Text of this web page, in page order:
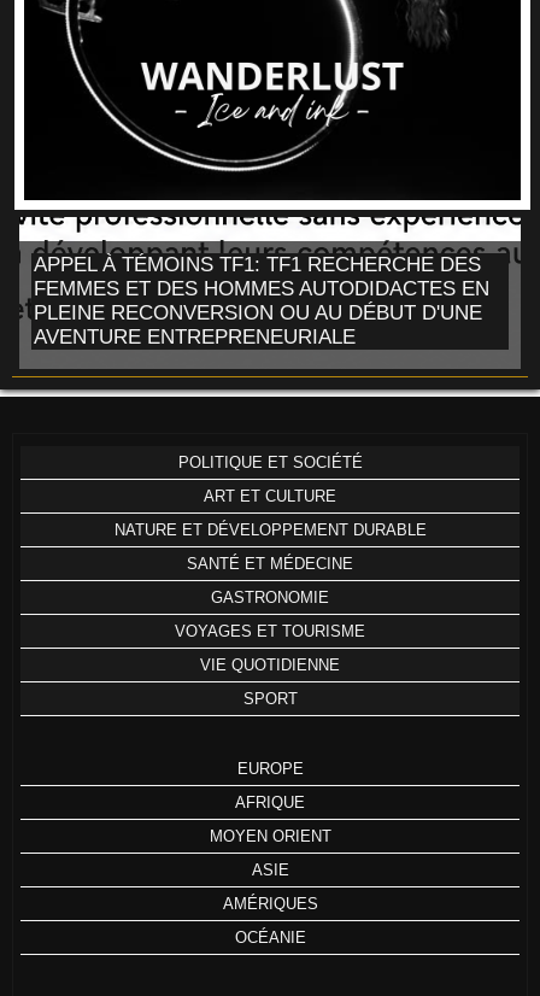
APPEL À TÉMOINS TF1: TF1 RECHERCHE DES
FEMMES ET DES HOMMES AUTODIDACTES EN
PLEINE RECONVERSION OU AU DÉBUT D'UNE
AVENTURE ENTREPRENEURIALE
POLITIQUE ET SOCIÉTÉ
ART ET CULTURE
NATURE ET DÉVELOPPEMENT DURABLE
SANTÉ ET MÉDECINE
GASTRONOMIE
VOYAGES ET TOURISME
VIE QUOTIDIENNE
SPORT
EUROPE
AFRIQUE
MOYEN ORIENT
ASIE
AMÉRIQUES
OCÉANIE